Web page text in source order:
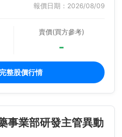
報價日期：2026/08/09
賣價(買方參考)
-
整股價行情
事業部研發主管異動